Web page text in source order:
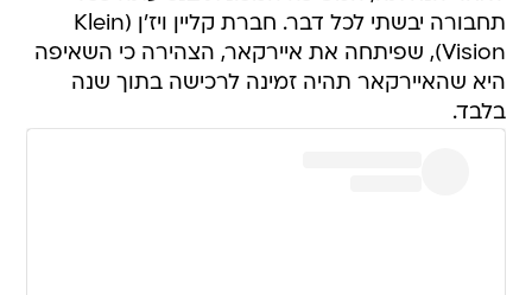
תחבורה יבשתי לכל דבר. חברת קליין ויז'ן (Klein
Vision), שפיתחה את איירקאר, הצהירה כי השאיפה
היא שהאיירקאר תהיה זמינה לרכישה בתוך שנה
בלבד.